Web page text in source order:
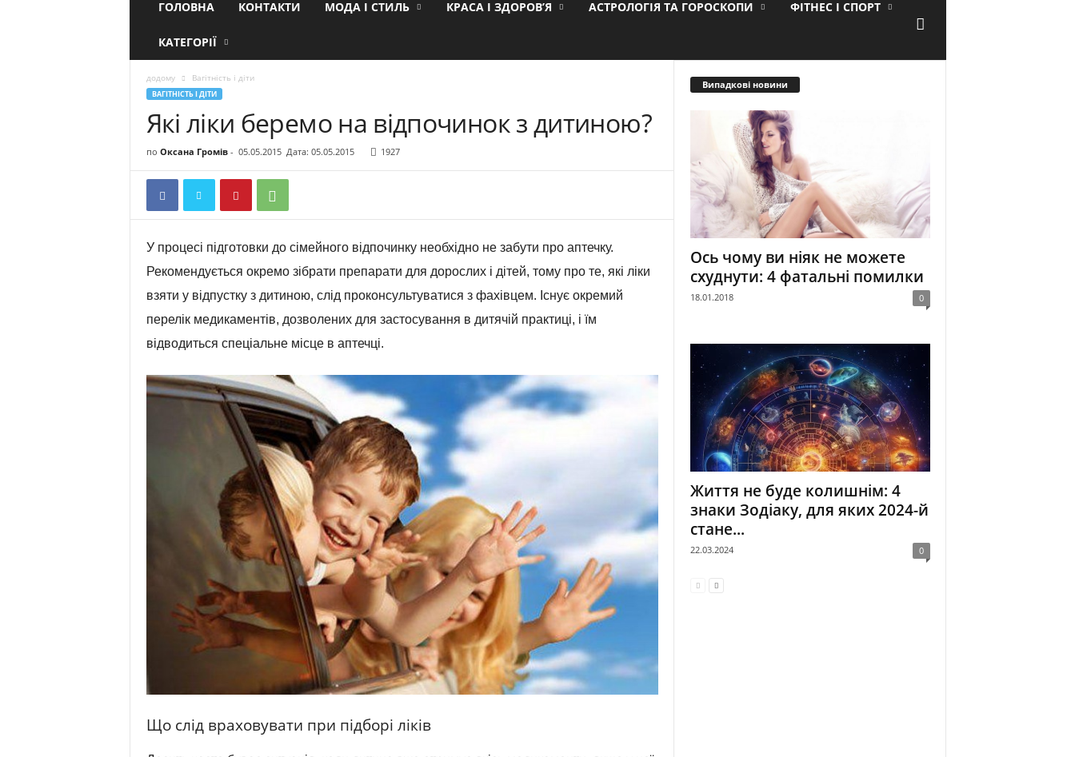
ГОЛОВНА КОНТАКТИ МОДА І СТИЛЬ КРАСА І ЗДОРОВ’Я АСТРОЛОГІЯ ТА ГОРОСКОПИ ФІТНЕС І СПОРТ
КАТЕГОРІЇ
додому Вагітність і діти
ВАГІТНІСТЬ І ДІТИ
Які ліки беремо на відпочинок з дитиною?
по Оксана Громів- 05.05.2015 Дата: 05.05.2015 1927
У процесі підготовки до сімейного відпочинку необхідно не забути про аптечку.
Рекомендується окремо зібрати препарати для дорослих і дітей, тому про те, які ліки
взяти у відпустку з дитиною, слід проконсультуватися з фахівцем. Існує окремий
перелік медикаментів, дозволених для застосування в дитячій практиці, і їм
відводиться спеціальне місце в аптечці.
Що слід враховувати при підборі ліків
Випадкові новини
Ось чому ви ніяк не можете
схуднути: 4 фатальні помилки
18.01.2018 0
Життя не буде колишнім: 4
знаки Зодіаку, для яких 2024-й
стане...
22.03.2024 0